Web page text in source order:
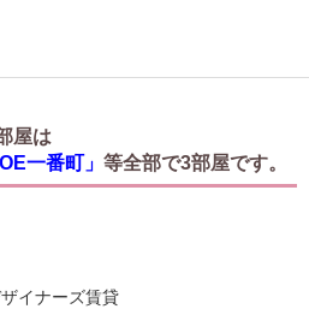
屋は
一番町」 等全部で3部屋です。
イナーズ賃貸